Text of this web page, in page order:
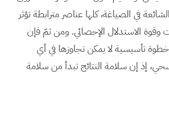
في الصياغة، كلها عناصر مترابطة تؤثر
وقوة الاستدلال الإحصائي. ومن ثمّ فإن
تأسيسية لا يمكن تجاوزها في أي
إذ إن سلامة النتائج تبدأ من سلامة